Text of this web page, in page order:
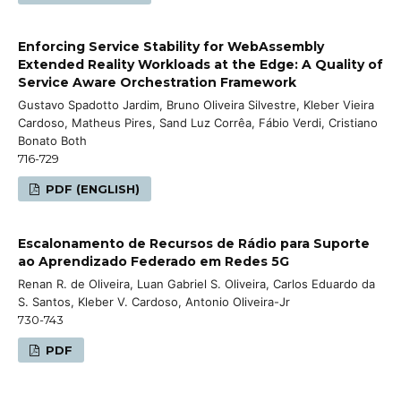
Enforcing Service Stability for WebAssembly
Extended Reality Workloads at the Edge: A Quality of
Service Aware Orchestration Framework
Gustavo Spadotto Jardim, Bruno Oliveira Silvestre, Kleber Vieira
Cardoso, Matheus Pires, Sand Luz Corrêa, Fábio Verdi, Cristiano
Bonato Both
716-729
PDF (ENGLISH)
Escalonamento de Recursos de Rádio para Suporte
ao Aprendizado Federado em Redes 5G
Renan R. de Oliveira, Luan Gabriel S. Oliveira, Carlos Eduardo da
S. Santos, Kleber V. Cardoso, Antonio Oliveira-Jr
730-743
PDF